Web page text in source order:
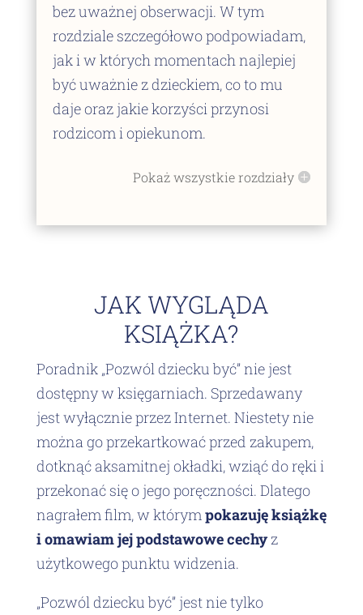
bez uważnej obserwacji. W tym
rozdziale szczegółowo podpowiadam,
jak i w których momentach najlepiej
być uważnie z dzieckiem, co to mu
daje oraz jakie korzyści przynosi
rodzicom i opiekunom.
Pokaż wszystkie rozdziały
JAK WYGLĄDA
KSIĄŻKA?
Poradnik „Pozwól dziecku być” nie jest
dostępny w księgarniach. Sprzedawany
jest wyłącznie przez Internet. Niestety nie
można go przekartkować przed zakupem,
dotknąć aksamitnej okładki, wziąć do ręki i
przekonać się o jego poręczności. Dlatego
nagrałem film, w którym pokazuję książkę
i omawiam jej podstawowe cechyz
użytkowego punktu widzenia.
„Pozwól dziecku być” jest nie tylko